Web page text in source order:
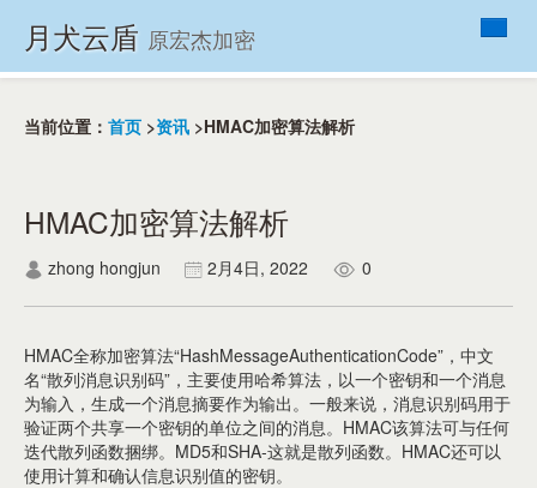
月犬云盾 原宏杰加密
首页
产品列表
当前位置： 首页 >资讯 >HMAC加密算法解析
HMAC加密算法解析
zhong hongjun 2月4日, 2022 0
HMAC全称加密算法“HashMessageAuthenticationCode”，中文
名“散列消息识别码”，主要使用哈希算法，以一个密钥和一个消息
为输入，生成一个消息摘要作为输出。一般来说，消息识别码用于
验证两个共享一个密钥的单位之间的消息。HMAC该算法可与任何
迭代散列函数捆绑。MD5和SHA-这就是散列函数。HMAC还可以
使用计算和确认信息识别值的密钥。